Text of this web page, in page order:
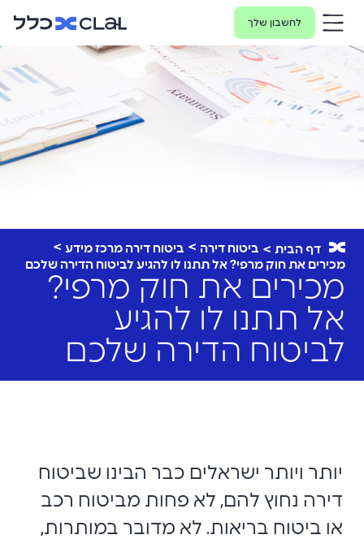
לחשבון שלך
דף הבית ביטוח דירה
ביטוח דירה מרכז מידע
מכירים את חוק מרפי? אל תתנו לו להגיע לביטוח הדירה שלכם
מכירים את חוק מרפי?
אל תתנו לו להגיע
לביטוח הדירה שלכם
יותר ויותר ישראלים כבר הבינו שביטוח
דירה נחוץ להם, לא פחות מביטוח רכב
או ביטוח בריאות. לא מדובר במותרות,